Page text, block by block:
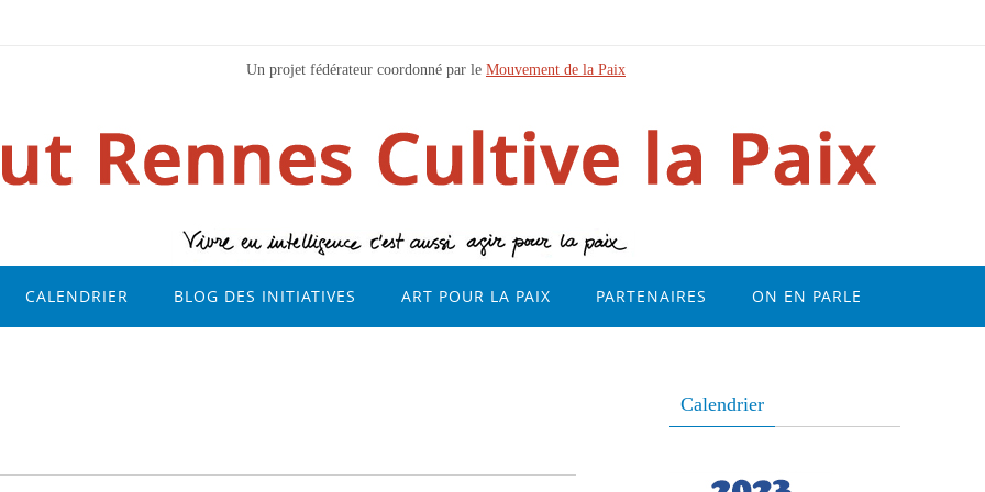
Un projet fédérateur coordonné par le Mouvement de la Paix
CALENDRIER BLOG DES INITIATIVES ART POUR LA PAIX PARTENAIRES ON EN PARLE
Calendrier